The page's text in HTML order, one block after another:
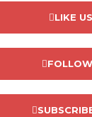
LIKE